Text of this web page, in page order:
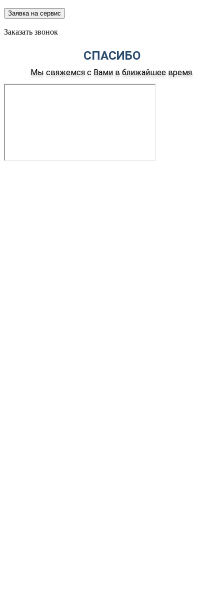
Заявка на сервис
Заказать звонок
СПАСИБО
Мы свяжемся с Вами в ближайшее время.